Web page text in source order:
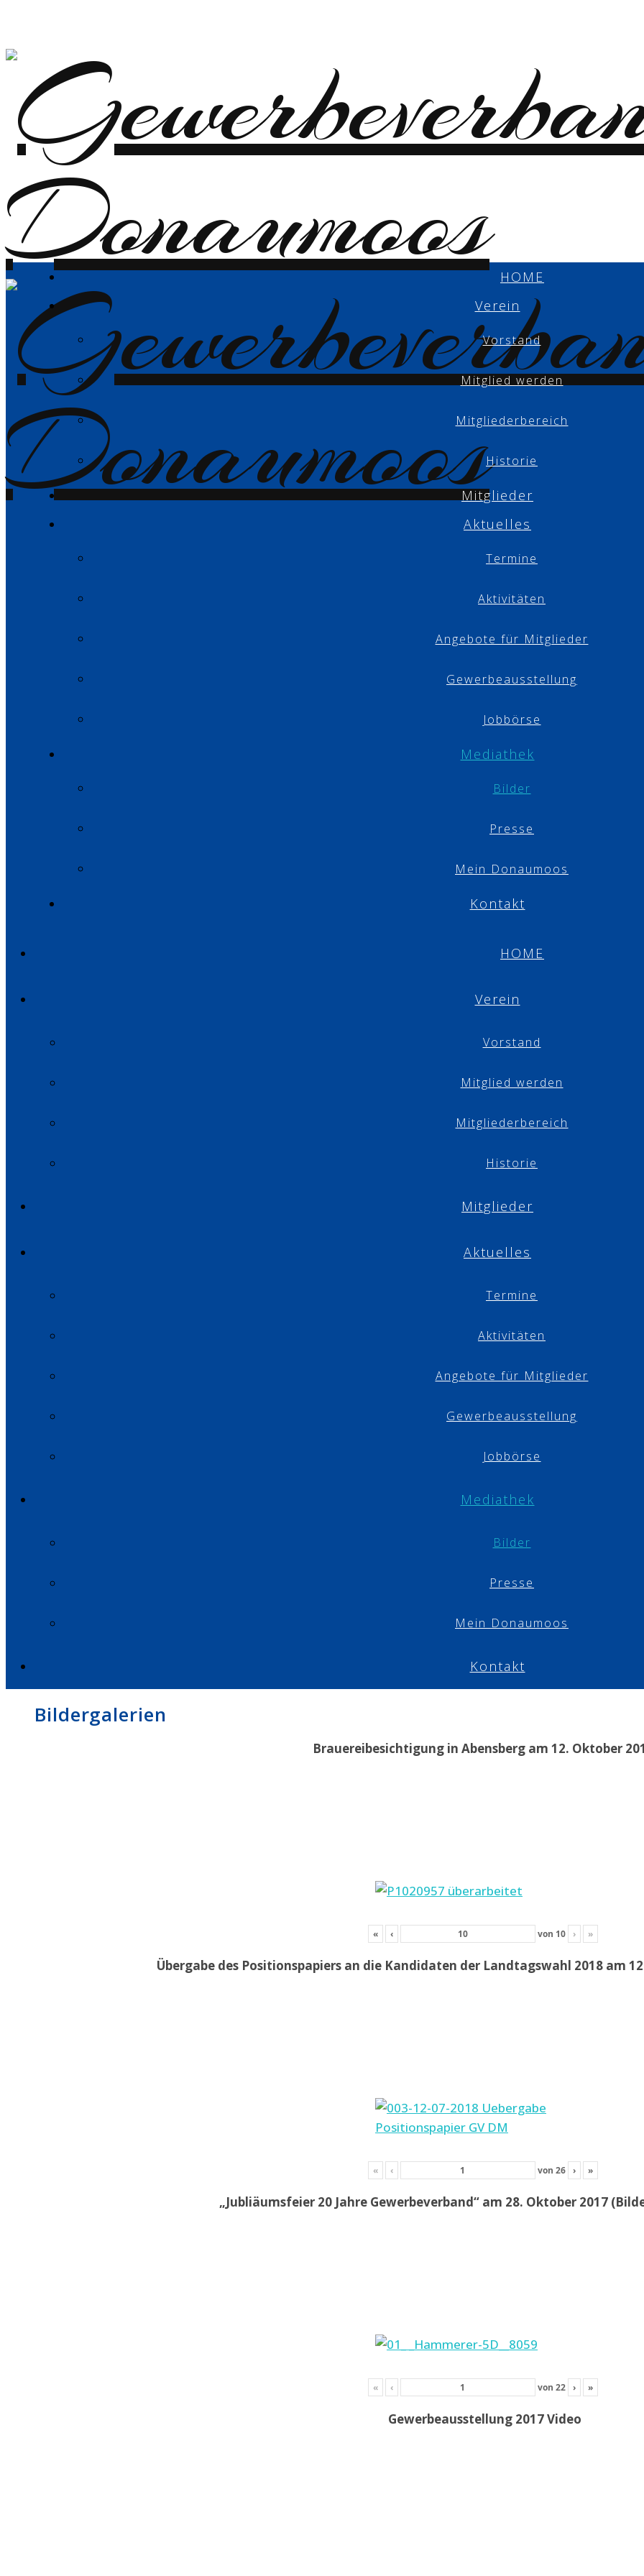
HOME
Verein
Vorstand
Mitglied werden
Mitgliederbereich
Historie
Mitglieder
Aktuelles
Termine
Aktivitäten
Angebote für Mitglieder
Gewerbeausstellung
Jobbörse
Mediathek
Bilder
Presse
Mein Donaumoos
Kontakt
HOME
Verein
Vorstand
Mitglied werden
Mitgliederbereich
Historie
Mitglieder
Aktuelles
Termine
Aktivitäten
Angebote für Mitglieder
Gewerbeausstellung
Jobbörse
Mediathek
Bilder
Presse
Mein Donaumoos
Kontakt
Bildergalerien
Brauereibesichtigung in Abensberg am 12. Oktober
« ‹ von 10 › »
Übergabe des Positionspapiers an die Kandidaten der Landtagswahl 2018 am
« ‹ von 26 › »
„Jubliäumsfeier 20 Jahre Gewerbeverband“ am 28. Oktober 2017
« ‹ von 22 › »
Gewerbeausstellung 2017 Video